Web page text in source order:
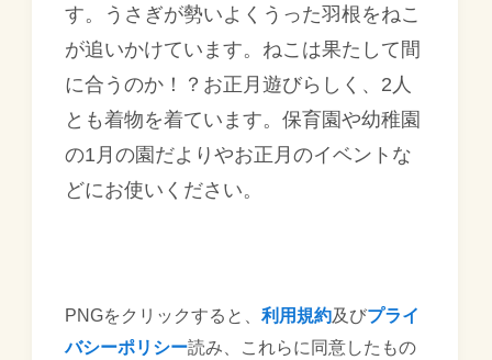
す。うさぎが勢いよくうった羽根をねこ
が追いかけています。ねこは果たして間
に合うのか！？お正月遊びらしく、2人
とも着物を着ています。保育園や幼稚園
の1月の園だよりやお正月のイベントな
どにお使いください。
PNGをクリックすると、 利用規約及びプライ
バシーポリシー読み、これらに同意したもの